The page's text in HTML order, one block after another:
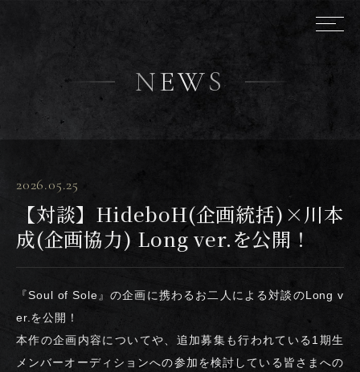
NEWS
2026.05.25
【対談】HideboH(企画統括)×川本
成(企画協力) Long ver.を公開！
『Soul of Sole』の企画に携わるお二人による対談のLong v
er.を公開！
本作の企画内容についてや、追加募集も行われている1期生
メンバーオーディションへの参加を検討している皆さまへの